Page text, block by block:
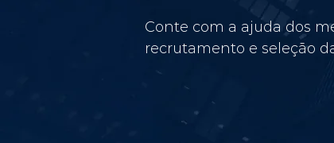
Conte com a ajuda dos
recrutamento e seleção